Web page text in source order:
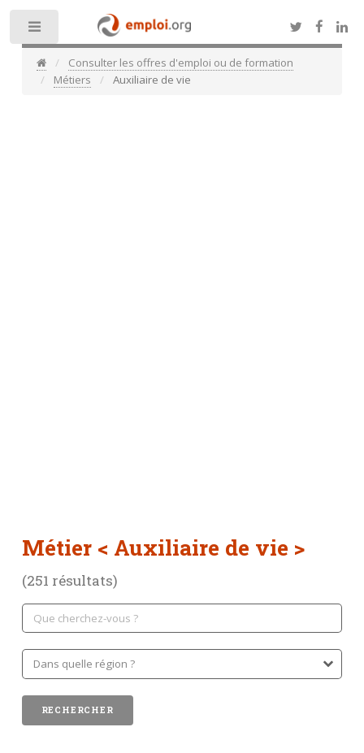
Consulter les offres d'emploi ou de formation
Métiers
Auxiliaire de vie
Métier < Auxiliaire de vie >
(251 résultats)
Toggle